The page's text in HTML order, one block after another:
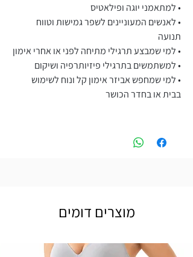
• למתאמני יוגה ופילאטיס
• לאנשים המעוניינים לשפר גמישות וטווח
תנועה
• למי שמבצע תרגילי מתיחה לפני או אחרי אימון
• למשתמשים בתרגילי פיזיותרפיה ושיקום
• למי שמחפש אביזר אימון קל ונוח לשימוש
בבית או בחדר הכושר
מוצרים דומים